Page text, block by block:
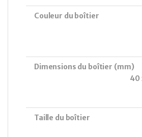
Couleur du boîtier
Dimensions du boîtier (mm)
40
Taille du boîtier